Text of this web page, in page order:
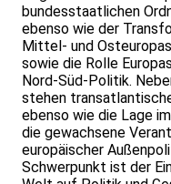
bundesstaatlichen
ebenso wie der
Mittel- und
sowie die Rolle
Nord-Süd-Politik.
stehen
ebenso wie die Lage
die gewachsene
europäischer
Schwerpunkt ist der